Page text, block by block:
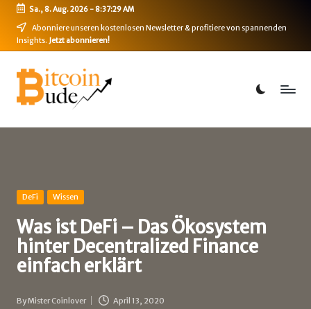
Skip
Sa., 8. Aug. 2026-8:37:29 AM
Abonniere unseren kostenlosen Newsletter & profitiere von spannenden
Insights. Jetzt abonnieren!
B
i
t
i
n
-
B
u
Bitcoin,
Ethereum,
DeFi
Posted
DeFi Wissen
Was ist DeFi – Das Ökosystem
hinter Decentralized Finance
einfach erklärt
Posted
ByMister Coinlover April 13, 2020